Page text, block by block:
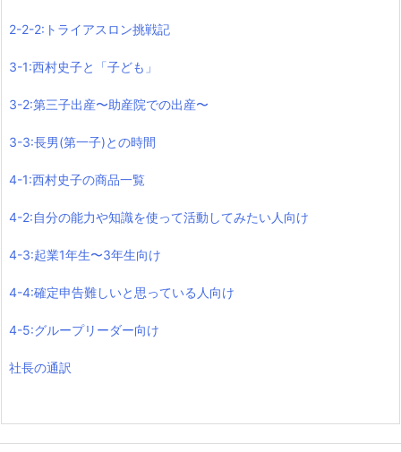
2-2-2:トライアスロン挑戦記
3-1:西村史子と「子ども」
3-2:第三子出産〜助産院での出産〜
3-3:長男(第一子)との時間
4-1:西村史子の商品一覧
4-2:自分の能力や知識を使って活動してみたい人向け
4-3:起業1年生〜3年生向け
4-4:確定申告難しいと思っている人向け
4-5:グループリーダー向け
社長の通訳